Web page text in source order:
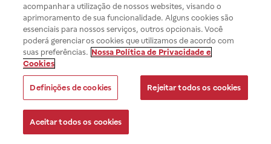
acompanhar a utilização de nossos websites, visando o
aprimoramento de sua funcionalidade. Alguns cookies são
essenciais para nossos serviços, outros opcionais. Você
poderá gerenciar os cookies que utilizamos de acordo com
suas preferências. Nossa Política de Privacidade e
Cookies
Definições de cookies Rejeitar todos os cookies
Aceitar todos os cookies